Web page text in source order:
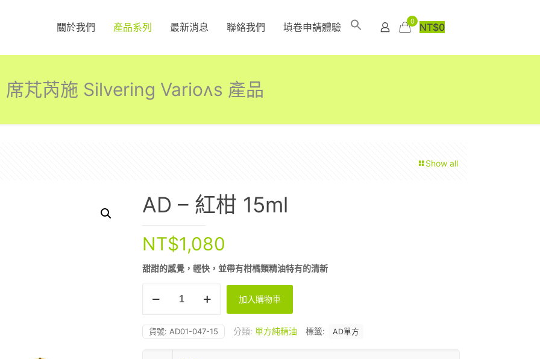
關於我們 產品系列 最新消息 聯絡我們 填卷申請體驗 0 NT$0
席芃芮施 Silvering Varioʌs 產品
Show all
AD – 紅柑 15ml
NT$1,080
甜甜的感覺，輕快，並帶有柑橘類精油特有的清新
柑
15ml
加入購物車
貨號: AD01-047-15 分類: 單方純精油 標籤: AD單方